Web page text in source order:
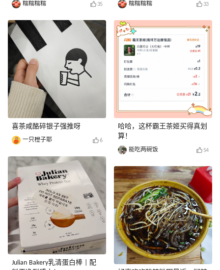
糯糯糯糯 35
喜茶咸酪碎银子强推呀
一只橙子耶 6
Julian Bakery乳清蛋白棒 | 配
糯糯糯糯 33
哈哈，这杯霸王茶姬买得真划
算！
能吃两碗饭 54